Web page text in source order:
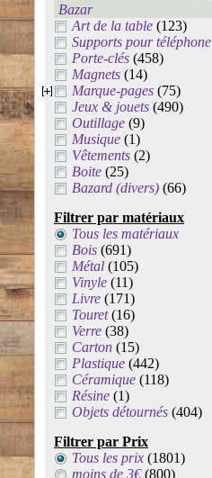
Bazar
Art de la table (123)
Supports pour téléphone
Porte-clés (458)
Magnets (14)
Marque-pages (75)
Jeux & jouets (490)
Outillage (9)
Musique (1)
Vêtements (2)
Boite (25)
Bazard (divers) (66)
Filtrer par matériaux
Tous les matériaux
Bois (691)
Métal (105)
Vinyle (11)
Livre (171)
Touret(16)
Verre (38)
Carton (15)
Plastique (442)
Céramique (118)
Résine (1)
Objets détournés (404)
Filtrer par Prix
Tous les prix (1801)
moins de 3€(800)